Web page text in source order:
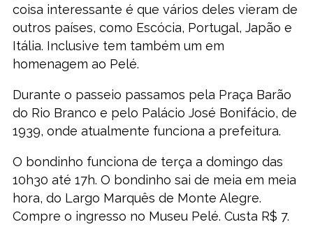
coisa interessante é que vários deles vieram de
outros países, como Escócia, Portugal, Japão e
Itália. Inclusive tem também um em
homenagem ao Pelé.
Durante o passeio passamos pela Praça Barão
do Rio Branco e pelo Palácio José Bonifácio, de
1939, onde atualmente funciona a prefeitura.
O bondinho funciona de terça a domingo das
10h30 até 17h. O bondinho sai de meia em meia
hora, do Largo Marquês de Monte Alegre.
Compre o ingresso no Museu Pelé. Custa R$ 7.